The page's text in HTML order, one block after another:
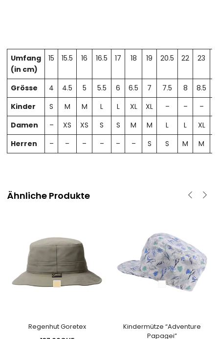
Umfang
(in cm)
15 15.5 16 16.5 17 18 19 20.5 22 23
Grösse 4 4.5 5 5.5 6 6.5 7 7.5 8 8.5
Kinder
S M M L L XL XL – – –
Damen
– XS XS S S M M L L XL
Herren
– – – – – – S S M M
Ähnliche Produkte
Regenhut Goretex
Kindermütze “Adventure
Papagei”